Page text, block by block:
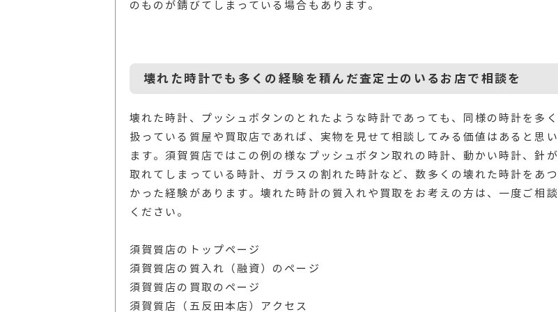
のものが錆びてしまっている場合もあります。
壊れた時計でも多くの経験を積んだ査定士のいるお店で相談を
壊れた時計、プッシュボタンのとれたような時計であっても、同様の時計を多く
扱っている質屋や買取店であれば、実物を見せて相談してみる価値はあると思い
ます。須賀質店ではこの例の様なプッシュボタン取れの時計、動かい時計、針が
取れてしまっている時計、ガラスの割れた時計など、数多くの壊れた時計をあつ
かった経験があります。壊れた時計の質入れや買取をお考えの方は、一度ご相談
ください。
須賀質店のトップページ
須賀質店の質入れ（融資）のページ
須賀質店の買取のページ
須賀質店（五反田本店）アクセス